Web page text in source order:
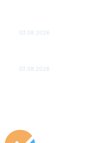
03.08.2026
03.08.2026